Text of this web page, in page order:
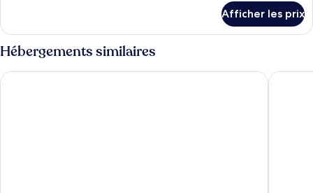
Chambre
Afficher les prix
Hébergements similaires
Barceló Sants